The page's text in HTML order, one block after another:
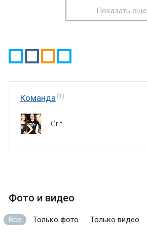
Показать еще
Команда (1)
Grit
Фото и видео
Все Только фото Только видео